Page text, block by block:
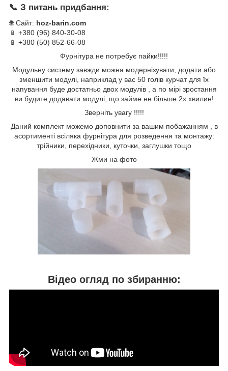
📞 З питань придбання:
🌐 Сайт: hoz-barin.com
📱 +380 (96) 840-30-08
📱 +380 (50) 852-66-08
Фурнітура не потребує пайки!!!!!
Модульну систему завжди можна модернізувати, додати або
зменшити модулі, наприклад у вас 50 голів курчат для їх
напування буде достатньо двох модулів , а по мірі зростання
ви будите додавати модулі, що займе не більше 2х хвилин!
Зверніть увагу !!!!!
Даний комплект можемо доповнити за вашим побажанням , в
асортименті всіляка фурнітура для розведення та монтажу:
трійники, перехідники, куточки, заглушки тощо
Жми на фото
Відео огляд по збиранню: